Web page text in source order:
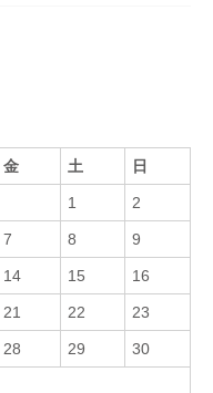
金 土 日
1 2
7 8 9
14 15 16
21 22 23
28 29 30